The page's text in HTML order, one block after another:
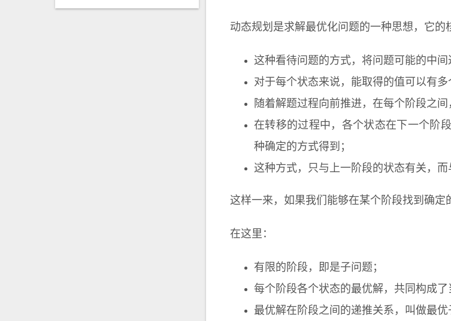
动态规划是求解最优化问题的一种思想，它的
这种看待问题的方式，将问题可能的中间
对于每个状态来说，能取得的值可以有多
随着解题过程向前推进，在每个阶段之间
在转移的过程中，各个状态在下一个阶
种确定的方式得到；
这种方式，只与上一阶段的状态有关，
这样一来，如果我们能够在某个阶段找到确定
在这里：
有限的阶段，即是子问题；
每个阶段各个状态的最优解，共同构成了
最优解在阶段之间的递推关系，叫做最优